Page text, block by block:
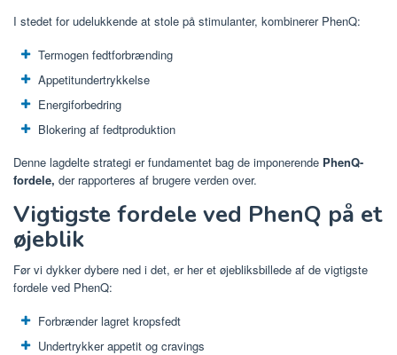
I stedet for udelukkende at stole på stimulanter, kombinerer PhenQ:
Termogen fedtforbrænding
Appetitundertrykkelse
Energiforbedring
Blokering af fedtproduktion
Denne lagdelte strategi er fundamentet bag de imponerende PhenQ-
fordele, der rapporteres af brugere verden over.
Vigtigste fordele ved PhenQ på et
øjeblik
Før vi dykker dybere ned i det, er her et øjebliksbillede af de vigtigste
fordele ved PhenQ:
Forbrænder lagret kropsfedt
Undertrykker appetit og cravings